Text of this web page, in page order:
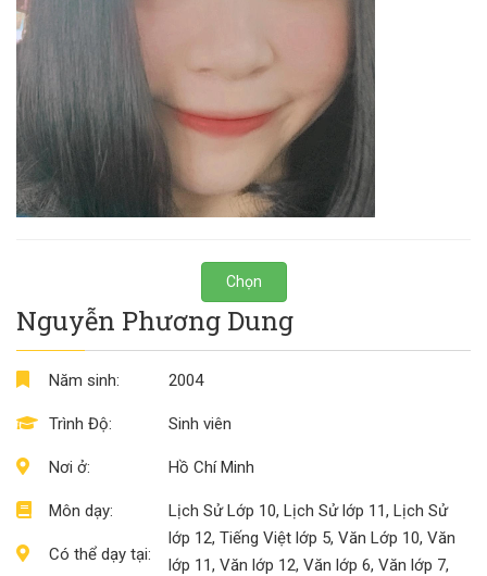
Chọn
Nguyễn Phương Dung
Năm sinh:
Trình Độ:
Nơi ở:
Môn dạy:
Có thể dạy tại:
2004
Sinh viên
Hồ Chí Minh
Lịch Sử Lớp 10, Lịch Sử lớp 11, Lịch Sử
lớp 12, Tiếng Việt lớp 5, Văn Lớp 10, Văn
lớp 11, Văn lớp 12, Văn lớp 6, Văn lớp 7,